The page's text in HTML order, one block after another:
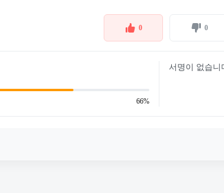
0 0
66%
서명이 없습니